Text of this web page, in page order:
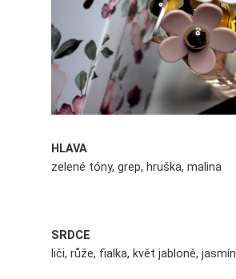
HLAVA
zelené tóny, grep, hruška, malina
SRDCE
liči, růže, fialka, květ jabloně, jasmín